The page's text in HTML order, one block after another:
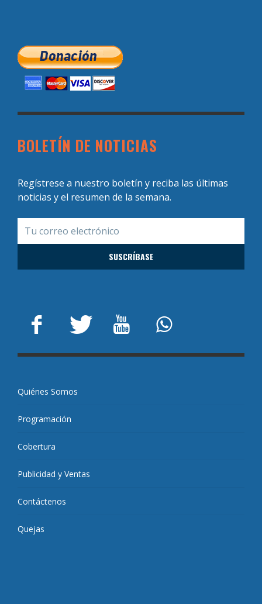
BOLETÍN DE NOTICIAS
Regístrese a nuestro boletín y reciba las últimas
noticias y el resumen de la semana.
Quiénes Somos
Programación
Cobertura
Publicidad y Ventas
Contáctenos
Quejas